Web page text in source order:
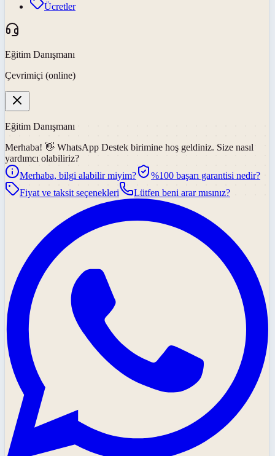
Ücretler
Eğitim Danışmanı
Çevrimiçi (online)
Eğitim Danışmanı
Merhaba! 👋 WhatsApp Destek birimine hoş geldiniz. Size nasıl
yardımcı olabiliriz?
Merhaba, bilgi alabilir miyim?
%100 başarı garantisi nedir?
Fiyat ve taksit seçenekleri
Lütfen beni arar mısınız?